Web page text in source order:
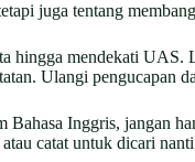
juga tentang
hingga mendekati
Ulangi pengucapan
Bahasa Inggris, jangan
catat untuk dicari